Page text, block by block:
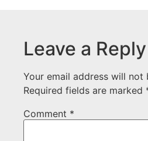
Leave a Reply
Your email address will not
Required fields are marked
Comment *